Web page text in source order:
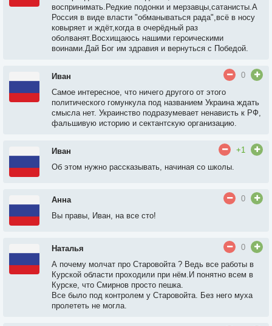
воспринимать.Редкие подонки и мерзавцы,сатанисты.А
Россия в виде власти "обманываться рада",всё в носу
ковыряет и ждёт,когда в очерёдный раз
оболванят.Восхищаюсь нашими героическими
воинами.Дай Бог им здравия и вернуться с Победой.
Иван
0
Самое интересное, что ничего другого от этого
политического гомункула под названием Украина ждать
смысла нет. Украинство подразумевает ненависть к РФ,
фальшивую историю и сектантскую организацию.
Иван
+1
Об этом нужно рассказывать, начиная со школы.
Анна
0
Вы правы, Иван, на все сто!
Наталья
0
А почему молчат про Старовойта ? Ведь все работы в
Курской области проходили при нём.И понятно всем в
Курске, что Смирнов просто пешка.
Все было под контролем у Старовойта. Без него муха
пролететь не могла.